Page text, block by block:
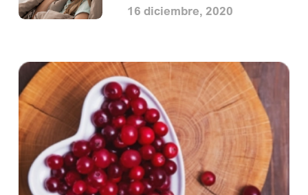
16 diciembre, 2020